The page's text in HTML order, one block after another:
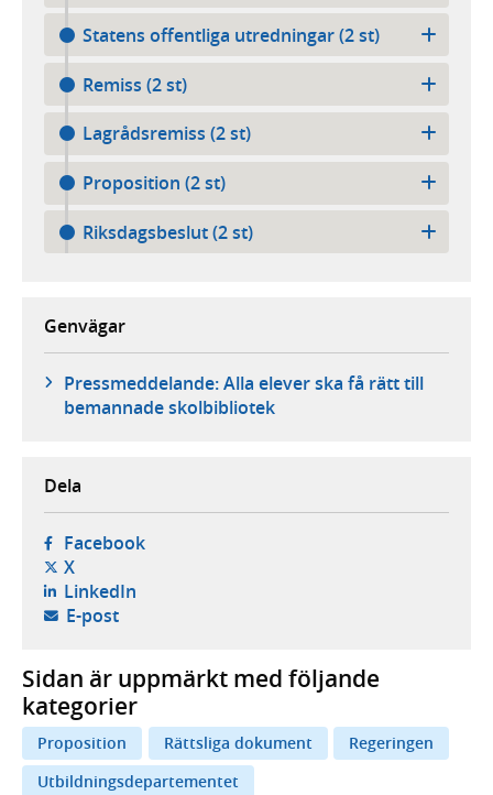
Statens offentliga utredningar (2 st)
Remiss (2 st)
Lagrådsremiss (2 st)
Proposition (2 st)
Riksdagsbeslut (2 st)
Genvägar
Pressmeddelande: Alla elever ska få rätt till
bemannade skolbibliotek
Dela
Facebook- öppnas i ny flik, extern webbplats,
X- öppnas i ny flik, extern webbplats,
LinkedIn- öppnas i ny flik, extern webbplats,
E-post- öppnar din e-postklient,
Sidan är uppmärkt med följande
kategorier
Proposition Rättsliga dokument
Regeringen
Utbildningsdepartementet